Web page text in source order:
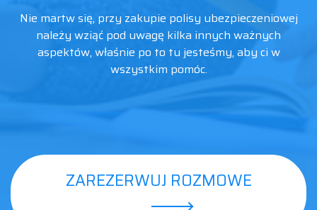
Nie martw się, przy zakupie polisy ubezpieczeniowej
należy wziąć pod uwagę kilka innych ważnych
aspektów, właśnie po to tu jesteśmy, aby ci w
wszystkim pomóc.
ZAREZERWUJ ROZMOWE